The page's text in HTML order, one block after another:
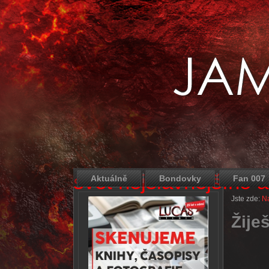
svět nejslavnějšího
Aktuálně Bondovky Fan 007
Jste zde: